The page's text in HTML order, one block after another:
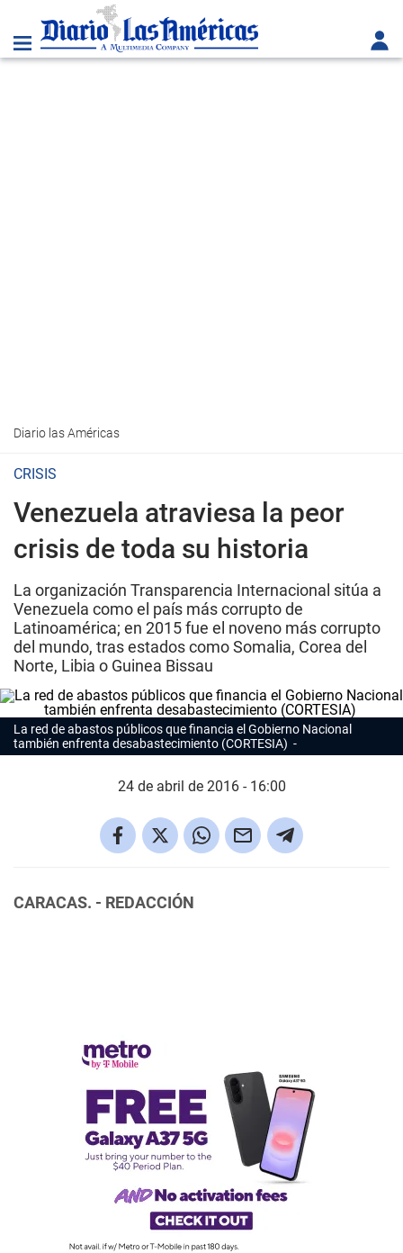
Diario las Américas
CRISIS
Venezuela atraviesa la peor
crisis de toda su historia
La organización Transparencia Internacional sitúa a
Venezuela como el país más corrupto de
Latinoamérica; en 2015 fue el noveno más corrupto
del mundo, tras estados como Somalia, Corea del
Norte, Libia o Guinea Bissau
La red de abastos públicos que financia el Gobierno Nacional
también enfrenta desabastecimiento (CORTESIA)
24 de abril de 2016 - 16:00
CARACAS. - REDACCIÓN